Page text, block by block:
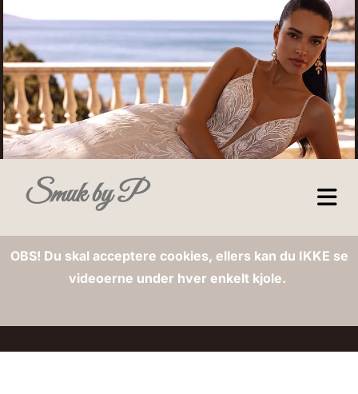
Smuk by P
OBS! Du skal acceptere cookies, ellers kan du IKKE se
videoerne under hver enkelt kjole.